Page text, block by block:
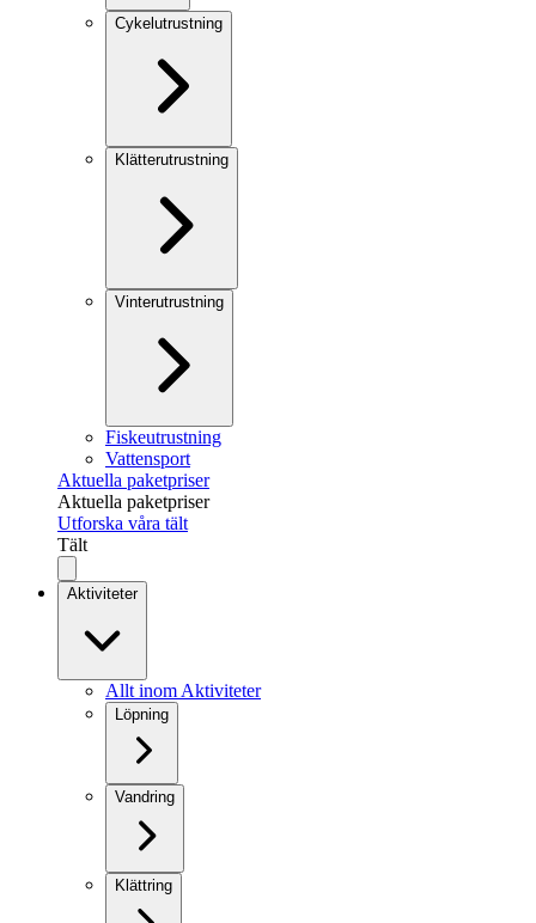
Cykelutrustning
Klätterutrustning
Vinterutrustning
Fiskeutrustning
Vattensport
Aktuella paketpriser
Aktuella paketpriser
Utforska våra tält
Tält
Aktiviteter
Allt inom Aktiviteter
Löpning
Vandring
Klättring